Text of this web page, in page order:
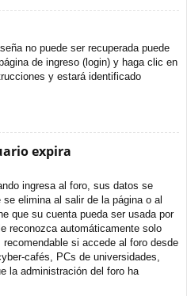
no puede ser recuperada puede
de ingreso (login) y haga clic en
y estará identificado
expira
ingresa al foro, sus datos se
elimina al salir de la página o al
que su cuenta pueda ser usada por
reconozca automáticamente solo
si accede al foro desde
cafés, PCs de universidades,
la administración del foro ha